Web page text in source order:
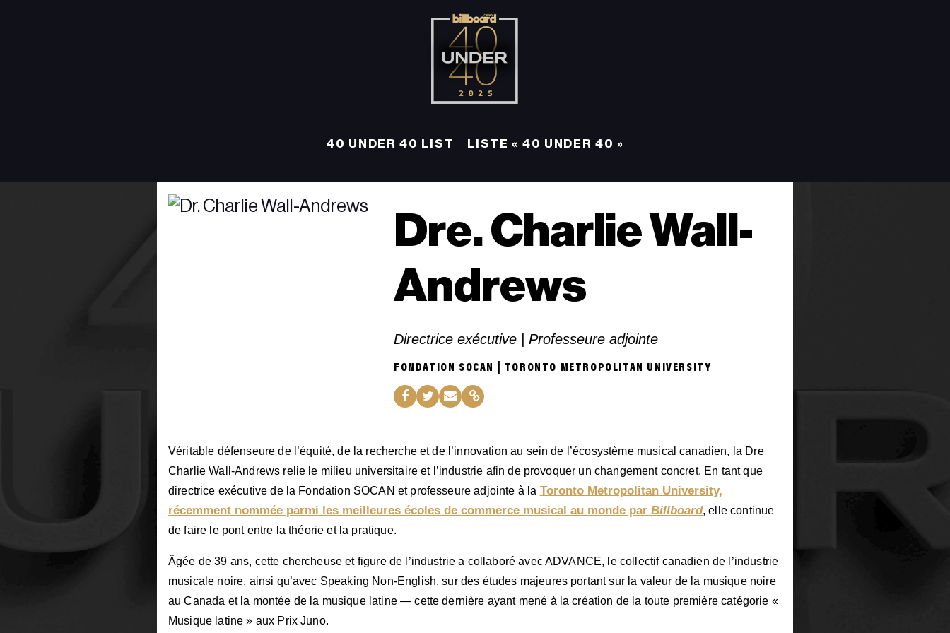
40 UNDER 40 LIST LISTE « 40 UNDER 40 »
Dre. Charlie Wall-
Andrews
Directrice exécutive | Professeure adjointe
FONDATION SOCAN | TORONTO METROPOLITAN UNIVERSITY
Véritable défenseure de l’équité, de la recherche et de l’innovation au sein de l’écosystème musical canadien, la Dre
Charlie Wall-Andrews relie le milieu universitaire et l’industrie afin de provoquer un changement concret. En tant que
directrice exécutive de la Fondation SOCAN et professeure adjointe à la Toronto Metropolitan University,
récemment nommée parmi les meilleures écoles de commerce musical au monde par Billboard, elle continue
de faire le pont entre la théorie et la pratique.
Âgée de 39 ans, cette chercheuse et figure de l’industrie a collaboré avec ADVANCE, le collectif canadien de l’industrie
musicale noire, ainsi qu’avec Speaking Non-English, sur des études majeures portant sur la valeur de la musique noire
au Canada et la montée de la musique latine — cette dernière ayant mené à la création de la toute première catégorie «
Musique latine » aux Prix Juno.